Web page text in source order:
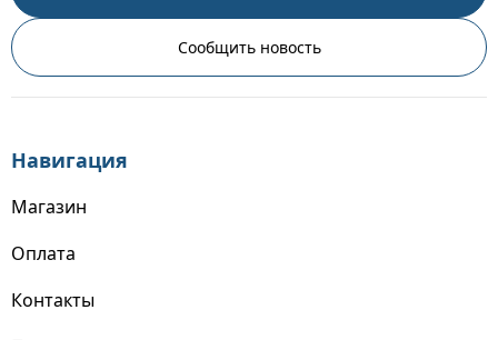
Сообщить новость
Навигация
Магазин
Оплата
Контакты